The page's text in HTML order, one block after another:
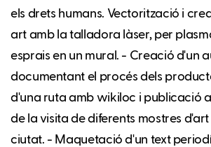
els drets humans. Vectorització i
art amb la talladora làser, per
esprais en un mural. - Creació d'un
documentant el procés dels
d'una ruta amb wikiloc i publicació
de la visita de diferents mostres
ciutat. - Maquetació d'un text